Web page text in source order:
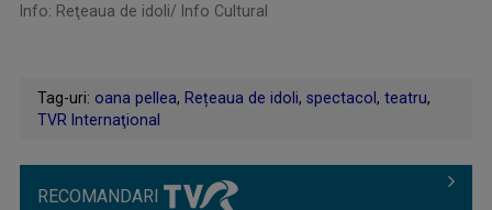
Info: Reţeaua de idoli/ Info Cultural
Tag-uri: oana pellea, Rețeaua de idoli, spectacol , teatru,
TVR Internaţional
RECOMANDARI